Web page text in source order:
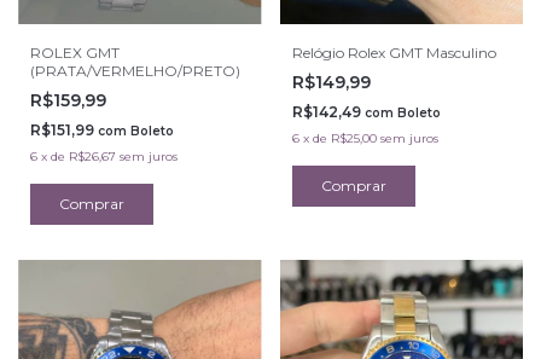
ROLEX GMT
(PRATA/VERMELHO/PRETO)
R$159,99
R$151,99 com Boleto
6 x de R$26,67 sem juros
Relógio Rolex GMT Masculino
R$149,99
R$142,49 com Boleto
6 x de R$25,00 sem juros